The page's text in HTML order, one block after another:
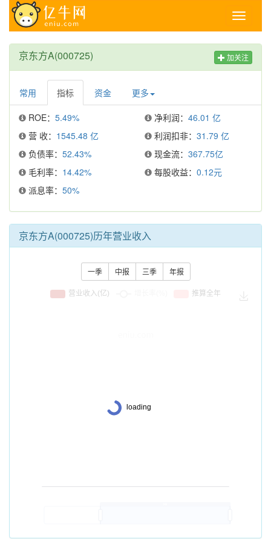
Toggle
京东方A(000725) 加关注
常用 指标 资金 更多
ROE： 5.49% 净利润： 46.01 亿
营 收： 1545.48 亿 利润扣非： 31.79 亿
负债率： 52.43% 现金流： 367.75亿
毛利率： 14.42% 每股收益： 0.12元
派息率： 50%
京东方A(000725)历年营业收入
一季 中报 三季 年报